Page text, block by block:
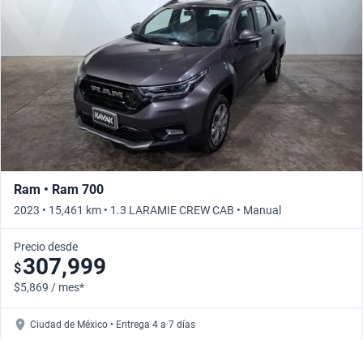
Ram • Ram 700
2023 • 15,461 km • 1.3 LARAMIE CREW CAB • Manual
Precio desde
$307,999
$5,869 / mes*
Ciudad de México • Entrega 4 a 7 días